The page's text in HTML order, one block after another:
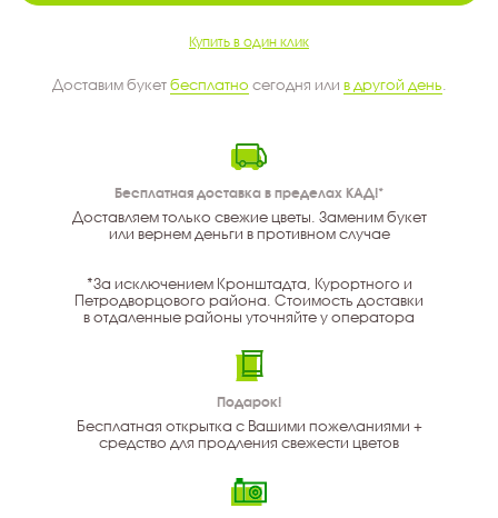
Купить в один клик
Доставим букетбесплатно сегодня или в другой день
Бесплатная доставка в пределах КАД!*
Доставляем только свежие цветы. Заменим букет
или вернем деньги в противном случае
*За исключением Кронштадта, Курортного и
Петродворцового района. Стоимость доставки
в отдаленные районы уточняйте у оператора
Подарок!
Бесплатная открытка с Вашими пожеланиями +
средство для продления свежести цветов